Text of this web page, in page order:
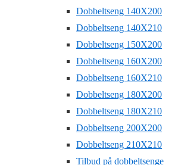
Dobbeltseng 140X200
Dobbeltseng 140X210
Dobbeltseng 150X200
Dobbeltseng 160X200
Dobbeltseng 160X210
Dobbeltseng 180X200
Dobbeltseng 180X210
Dobbeltseng 200X200
Dobbeltseng 210X210
Tilbud på dobbeltsenge